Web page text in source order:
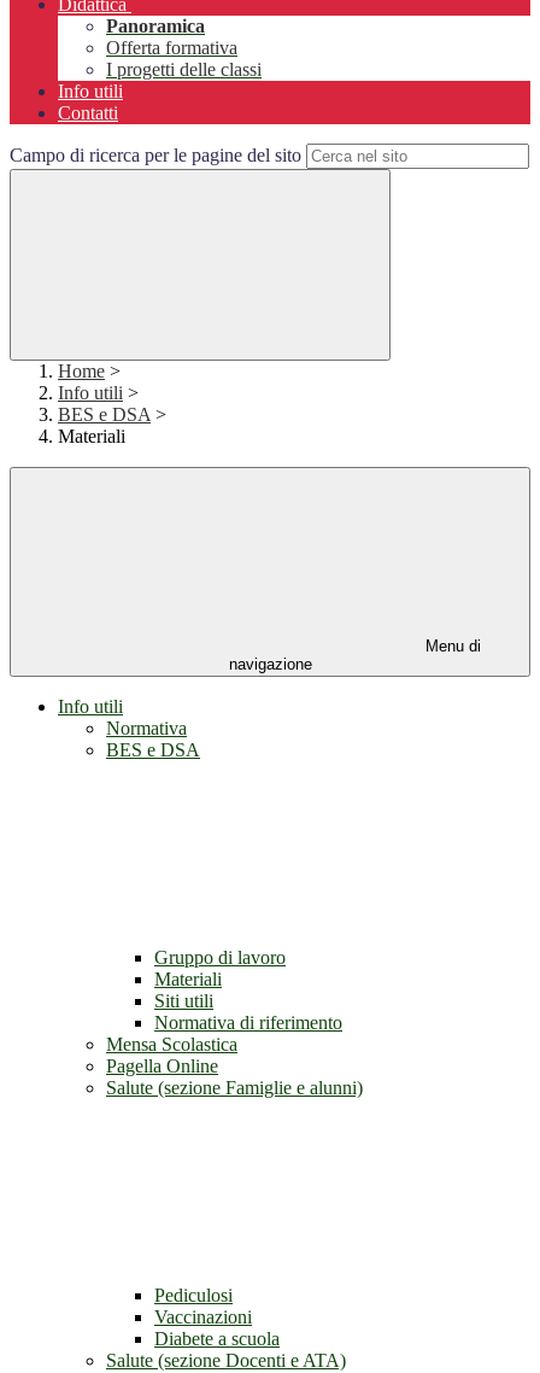
Didattica
Panoramica
Offerta formativa
I progetti delle classi
Info utili
Contatti
Campo di ricerca per le pagine del sito
Home >
Info utili >
BES e DSA >
Materiali
Menu di
navigazione
Info utili
Normativa
BES e DSA
Gruppo di lavoro
Materiali
Siti utili
Normativa di riferimento
Mensa Scolastica
Pagella Online
Salute (sezione Famiglie e alunni)
Pediculosi
Vaccinazioni
Diabete a scuola
Salute (sezione Docenti e ATA)